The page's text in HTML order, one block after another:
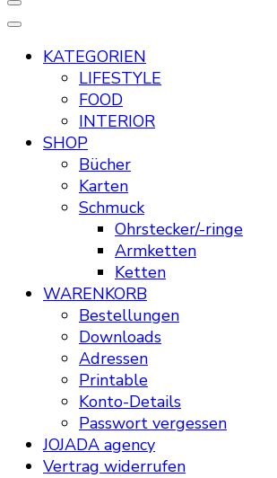
KATEGORIEN
LIFESTYLE
FOOD
INTERIOR
SHOP
Bücher
Karten
Schmuck
Ohrstecker/-ringe
Armketten
Ketten
WARENKORB
Bestellungen
Downloads
Adressen
Printable
Konto-Details
Passwort vergessen
JOJADA agency
Vertrag widerrufen